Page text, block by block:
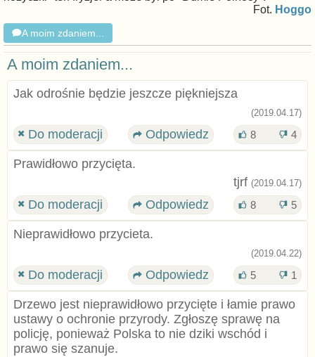
Fot. Hoggo
A moim zdaniem...
A moim zdaniem...
Jak odrośnie będzie jeszcze piękniejsza
(2019.04.17)
Do moderacji Odpowiedz 8 4
Prawidłowo przycięta.
tjrf (2019.04.17)
Do moderacji Odpowiedz 8 5
Nieprawidłowo przycieta.
(2019.04.22)
Do moderacji Odpowiedz 5 1
Drzewo jest nieprawidłowo przycięte i łamie prawo
ustawy o ochronie przyrody. Zgłoszę sprawę na
policję, ponieważ Polska to nie dziki wschód i
prawo się szanuje.